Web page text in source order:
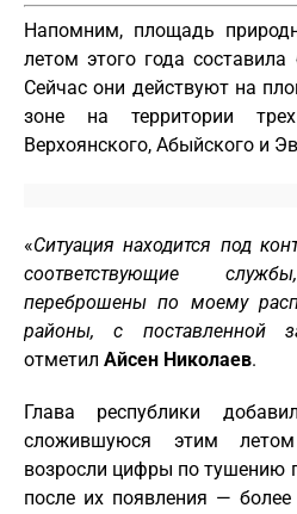
Напомним, площадь
летом этого года
Сейчас они действуют на
зоне на территории
Верхоянского, Абыйского и
«Ситуация находится под
соответствующие
переброшены по моему
районы, с поставленной
отметил Айсен Николаев.
Глава республики
сложившуюся этим
возросли цифры по тушению
после их появления —